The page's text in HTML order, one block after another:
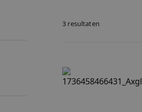
Accessoires
3 resultaten
Axglo e5